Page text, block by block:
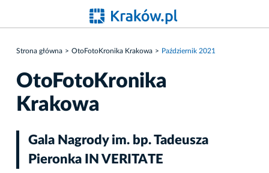
Strona główna OtoFotoKronika Krakowa Październik 2021
OtoFotoKronika
Krakowa
Gala Nagrody im. bp. Tadeusza
Pieronka IN VERITATE